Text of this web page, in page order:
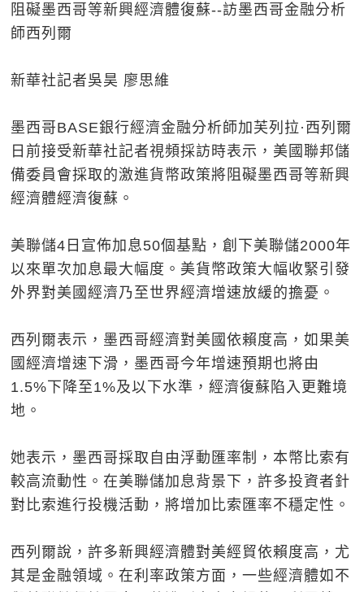
阻礙墨西哥等新興經濟體復蘇--訪墨西哥金融分析
師西列爾
新華社記者吳昊 廖思維
墨西哥BASE銀行經濟金融分析師加芙列拉·西列爾
日前接受新華社記者視頻採訪時表示，美國聯邦儲
備委員會採取的激進貨幣政策將阻礙墨西哥等新興
經濟體經濟復蘇。
美聯儲4日宣佈加息50個基點，創下美聯儲2000年
以來單次加息最大幅度。美貨幣政策大幅收緊引發
外界對美國經濟乃至世界經濟增速放緩的擔憂。
西列爾表示，墨西哥經濟對美國依賴度高，如果美
國經濟增速下滑，墨西哥今年增速預期也將由
1.5%下降至1%及以下水準，經濟復蘇陷入更難境
地。
她表示，墨西哥採取自由浮動匯率制，本幣比索有
較高流動性。在美聯儲加息背景下，許多投資者針
對比索進行投機活動，將增加比索匯率不穩定性。
西列爾說，許多新興經濟體對美經貿依賴度高，尤
其是金融領域。在利率政策方面，一些經濟體如不